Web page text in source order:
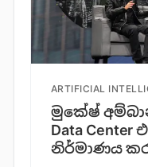
ARTIFICIAL
මුකේෂ්
Data
නිර්මාණය